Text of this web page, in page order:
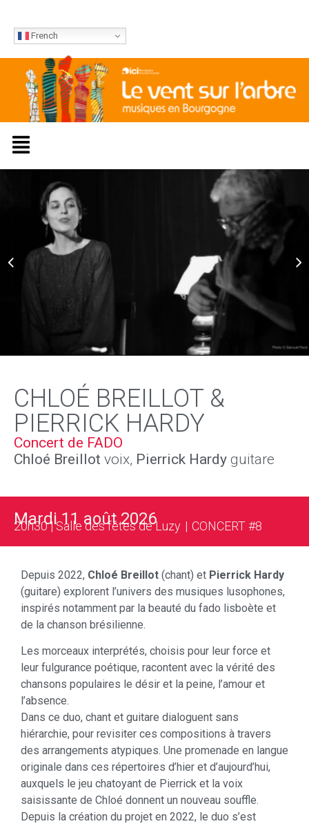
French
CHLOÉ BREILLOT &
PIERRICK HARDY
Concert de FADO
Chloé Breillot voix, Pierrick Hardy guitare
Mardi 11 août 2026
20h30 | Salle des fêtes de Luzy | CONCERT #8
Depuis 2022, Chloé Breillot (chant) et Pierrick Hardy
(guitare) explorent l’univers des musiques lusophones,
inspirés notamment par la beauté du fado lisboète et
de la chanson brésilienne.
Les morceaux interprétés, choisis pour leur force et
leur fulgurance poétique, racontent avec la vérité des
chansons populaires le désir et la peine, l’amour et
l’absence.
Dans ce duo, chant et guitare dialoguent sans
hiérarchie, pour revisiter ces compositions à travers
des arrangements atypiques. Une promenade en langue
originale dans ces répertoires d’hier et d’aujourd’hui,
auxquels le jeu chatoyant de Pierrick et la voix
saisissante de Chloé donnent un nouveau souffle.
Depuis la création du projet en 2022, le duo s’est